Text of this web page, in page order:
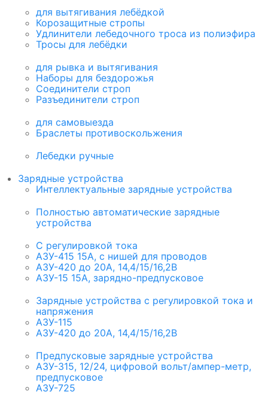
для вытягивания лебёдкой
Корозащитные стропы
Удлинители лебедочного троса из полиэфира
Тросы для лебёдки
для рывка и вытягивания
Наборы для бездорожья
Соединители строп
Разъединители строп
для самовыезда
Браслеты противоскольжения
Лебедки ручные
Зарядные устройства
Интеллектуальные зарядные устройства
Полностью автоматические зарядные
устройства
С регулировкой тока
АЗУ-415 15А, с нишей для проводов
АЗУ-420 до 20А, 14,4/15/16,2В
АЗУ-15 15А, зарядно-предпусковое
Зарядные устройства с регулировкой тока и
напряжения
АЗУ-115
АЗУ-420 до 20А, 14,4/15/16,2В
Предпусковые зарядные устройства
АЗУ-315, 12/24, цифровой вольт/ампер-метр,
предпусковое
АЗУ-725